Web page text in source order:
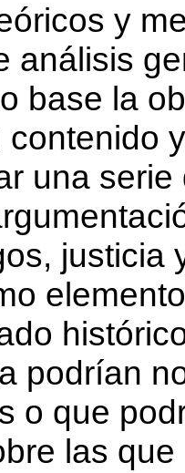
y
análisis
base la
una
justicia
podrían
o que
las